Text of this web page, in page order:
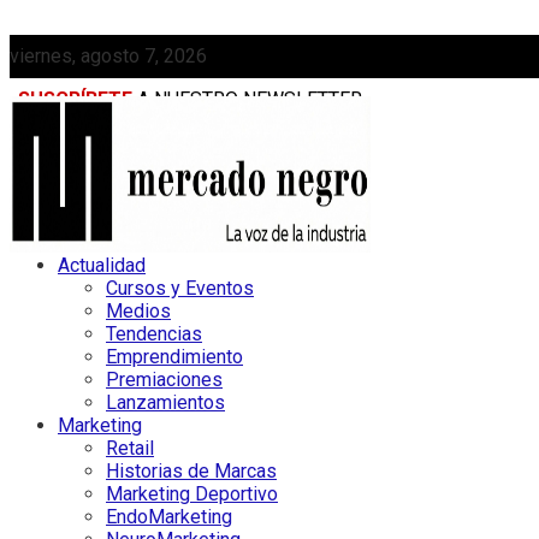
viernes, agosto 7, 2026
SUSCRÍBETE A NUESTRO NEWSLETTER
MEDIAKIT
Actualidad
Cursos y Eventos
Medios
Tendencias
Emprendimiento
Premiaciones
Lanzamientos
Marketing
Retail
Historias de Marcas
Marketing Deportivo
EndoMarketing